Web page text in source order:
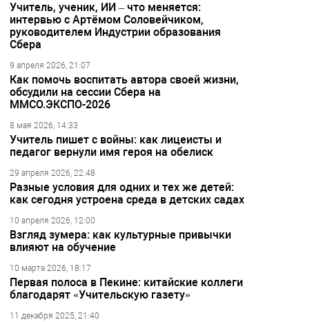
Учитель, ученик, ИИ – что меняется:
интервью с Артёмом Соловейчиком,
руководителем Индустрии образования
Сбера
9 апреля 2026, 21:07
Как помочь воспитать автора своей жизни,
обсудили на сессии Сбера на
ММСО.ЭКСПО-2026
8 мая 2026, 14:33
Учитель пишет с войны: как лицеисты и
педагог вернули имя героя на обелиск
29 апреля 2026, 22:48
Разные условия для одних и тех же детей:
как сегодня устроена среда в детских садах
10 апреля 2026, 12:00
Взгляд зумера: как культурные привычки
влияют на обучение
10 марта 2026, 18:17
Первая полоса в Пекине: китайские коллеги
благодарят «Учительскую газету»
11 декабря 2025, 21:40